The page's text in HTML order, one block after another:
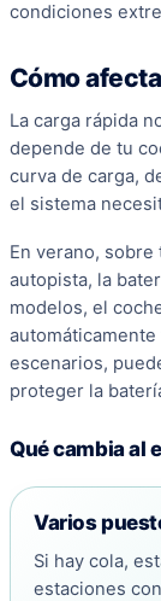
condiciones
Cómo
La carga rápida
depende de tu
curva de carga,
el sistema
En verano,
autopista, la
modelos, el
automáticamente
escenarios,
proteger la
Qué cambia al
Varios
Si hay cola,
estaciones